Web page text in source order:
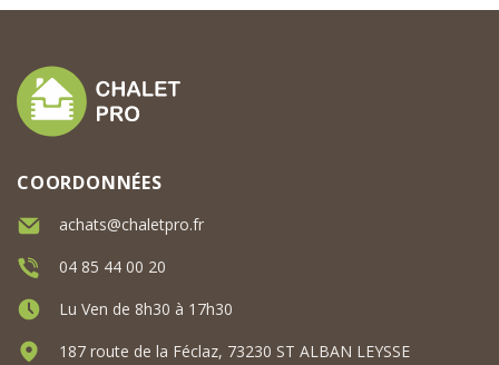
COORDONNÉES
achats@chaletpro.fr
04 85 44 00 20
Lu Ven de 8h30 à 17h30
187 route de la Féclaz, 73230 ST ALBAN LEYSSE